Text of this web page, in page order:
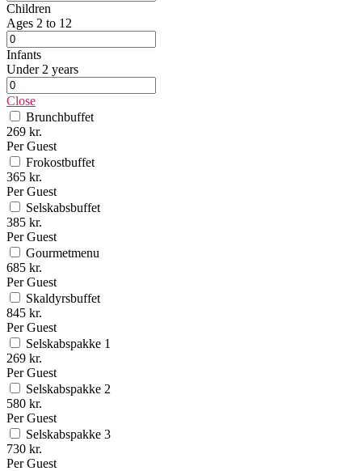
Children
Ages 2 to 12
Infants
Under 2 years
Close
Brunchbuffet
269 kr.
Per Guest
Frokostbuffet
365 kr.
Per Guest
Selskabsbuffet
385 kr.
Per Guest
Gourmetmenu
685 kr.
Per Guest
Skaldyrsbuffet
845 kr.
Per Guest
Selskabspakke 1
269 kr.
Per Guest
Selskabspakke 2
580 kr.
Per Guest
Selskabspakke 3
730 kr.
Per Guest